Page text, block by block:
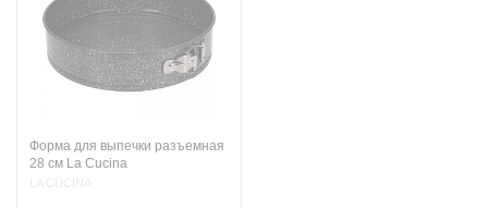
Форма для выпечки разъемная
28 см La Cucina
LA CUCINA